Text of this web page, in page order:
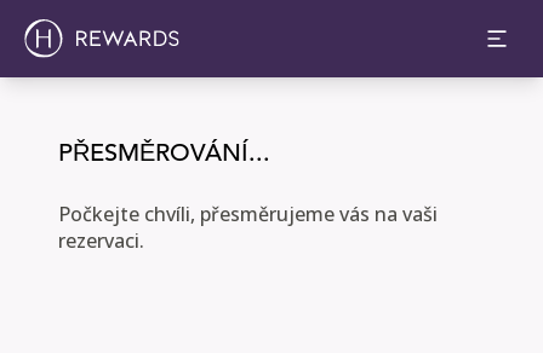
PŘESMĚROVÁNÍ...
Počkejte chvíli, přesměrujeme vás na vaši
rezervaci.